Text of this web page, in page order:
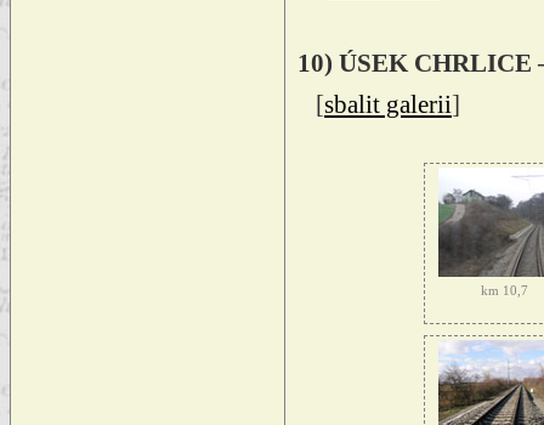
10) ÚSEK CHRLICE
[sbalit galerii]
km 10,7